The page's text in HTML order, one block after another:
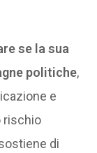
se la sua
politiche,
e
rischio
di